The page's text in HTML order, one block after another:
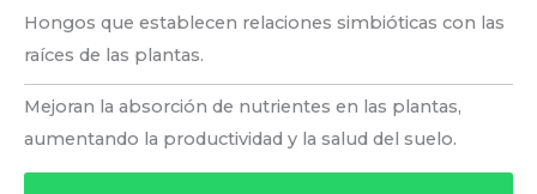
Hongos que establecen relaciones simbióticas con las
raíces de las plantas.
Mejoran la absorción de nutrientes en las plantas,
aumentando la productividad y la salud del suelo.